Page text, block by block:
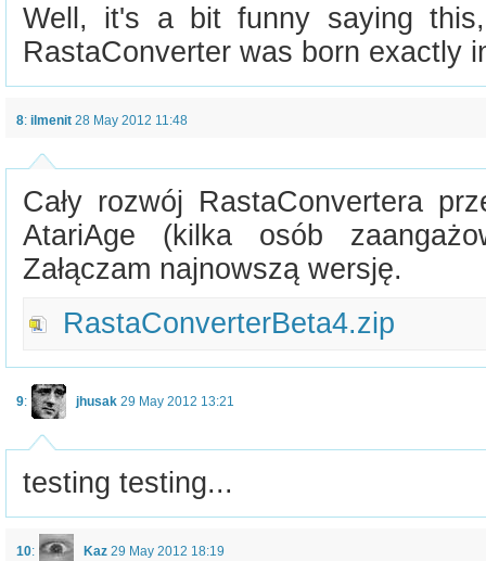
Well, it's a bit funny saying
RastaConverter was born exactly
8: ilmenit 28 May 2012 11:48
Cały rozwój RastaConvertera
AtariAge (kilka osób
Załączam najnowszą wersję.
RastaConverterBeta4.zip
9: jhusak 29 May 2012 13:21
testing testing...
10: Kaz 29 May 2012 18:19